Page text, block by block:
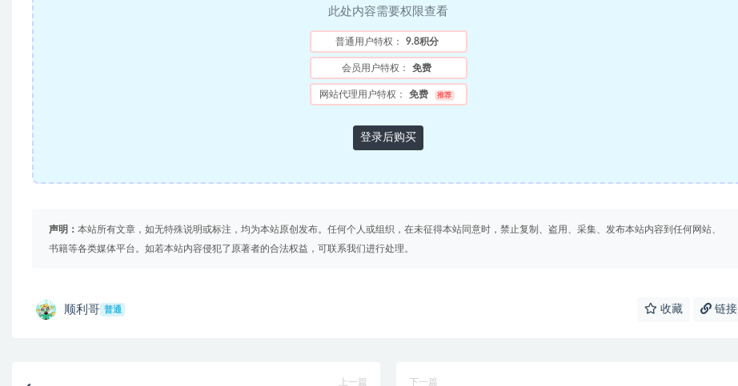
此处内容需要权限查看
普通用户特权： 9.8积分
会员用户特权： 免费
网站代理用户特权： 免费 推荐
登录后购买
声明： 本站所有文章，如无特殊说明或标注，均为本站原创发布。任何个人或组织，在未征得本站同意时，禁止复制、盗用、采集、发布本站内容到任何网站、
书籍等各类媒体平台。如若本站内容侵犯了原著者的合法权益，可联系我们进行处理。
顺利哥 普通 收藏 链接
上一篇 下一篇